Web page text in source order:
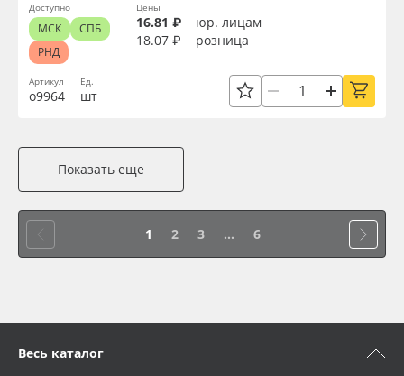
Артикул
о9964
Ед.
шт
Цены
16.81 ₽
юр. лицам
18.07 ₽
розница
Доступно
МСК
СПБ
РНД
Показать еще
1 2 3 ... 6
Весь каталог